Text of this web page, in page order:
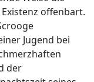
offenbart.
Jugend bei
der